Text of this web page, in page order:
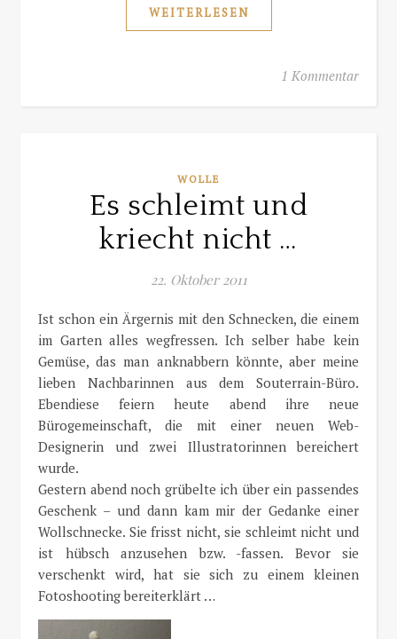
WEITERLESEN
1 Kommentar
WOLLE
Es schleimt und
kriecht nicht …
22. Oktober 2011
Ist schon ein Ärgernis mit den Schnecken, die einem
im Garten alles wegfressen. Ich selber habe kein
Gemüse, das man anknabbern könnte, aber meine
lieben Nachbarinnen aus dem Souterrain-Büro.
Ebendiese feiern heute abend ihre neue
Bürogemeinschaft, die mit einer neuen Web-
Designerin und zwei Illustratorinnen bereichert
wurde.
Gestern abend noch grübelte ich über ein passendes
Geschenk – und dann kam mir der Gedanke einer
Wollschnecke. Sie frisst nicht, sie schleimt nicht und
ist hübsch anzusehen bzw. -fassen. Bevor sie
verschenkt wird, hat sie sich zu einem kleinen
Fotoshooting bereiterklärt …